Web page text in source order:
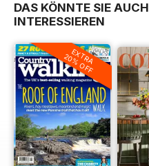
DAS KÖNNTE SIE AUCH
INTERESSIEREN
EXTRA
20% OFF